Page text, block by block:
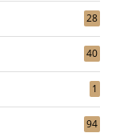
28
40
1
94